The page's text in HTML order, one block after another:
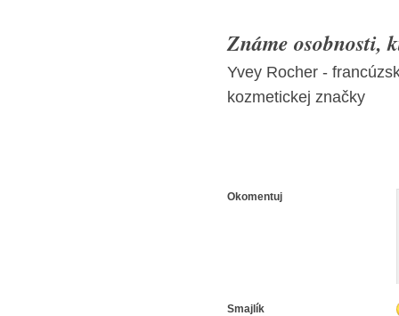
Známe osobnosti,
Yvey Rocher -
kozmetickej značky
Okomentuj
Smajlík